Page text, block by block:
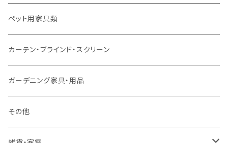
ソファ付属品
クッション・座椅子
ダブルサイズ（マットレス付）
ダブルサイズ以上（マットレス付）
ロフトベッド
二段ベッド
サイドテーブル・コーヒーテーブル
デスク
オフィスチェア・ゲーミングチェア
ダイニングベンチ・スツール
コタツ・布団セット
食器棚・収納庫
レンジ台・カウンター
ラック
TVボード
マット・フロアタイル
ラグ
カーペット
ペット用家具類
カーテン・ブラインド・スクリーン
ガーデニング家具・用品
その他